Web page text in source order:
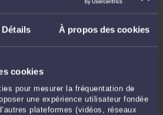
Détails À propos des cookies
cookies
pour mesurer la fréquentation de
une expérience utilisateur fondée
plateformes (vidéos, réseaux